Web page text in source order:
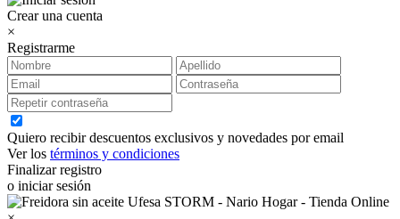
Crear una cuenta
×
Registrarme
Quiero recibir descuentos exclusivos y novedades por email
Ver los términos y condiciones
Finalizar registro
o iniciar sesión